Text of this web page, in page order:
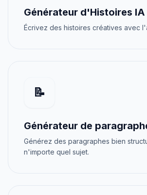
Générateur d'Histoires IA
Écrivez des histoires créatives avec
📝
Générateur de
Générez des paragraphes bien
n'importe quel sujet.